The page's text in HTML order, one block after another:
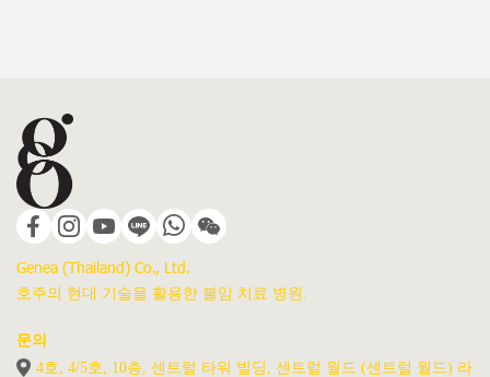
Genea (Thailand) Co., Ltd.
호주의 현대 기술을 활용한 불임 치료 병원.
문의
4호, 4/5호, 10층, 센트럴 타워 빌딩, 센트럴 월드 (센트럴 월드) 라